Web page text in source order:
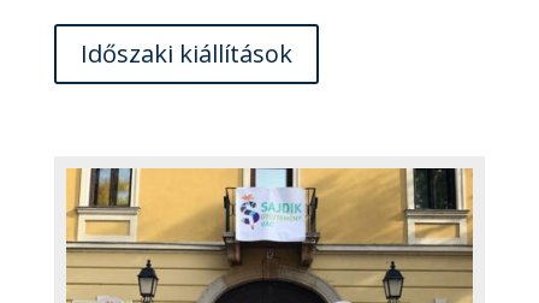
Időszaki kiállítások